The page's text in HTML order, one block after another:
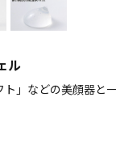
ル
ト」などの美顔器と